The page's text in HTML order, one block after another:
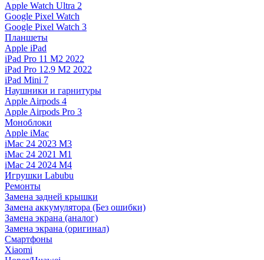
Apple Watch Ultra 2
Google Pixel Watch
Google Pixel Watch 3
Планшеты
Apple iPad
iPad Pro 11 M2 2022
iPad Pro 12.9 M2 2022
iPad Mini 7
Наушники и гарнитуры
Apple Airpods 4
Apple Airpods Pro 3
Моноблоки
Apple iMac
iMac 24 2023 M3
iMac 24 2021 M1
iMac 24 2024 M4
Игрушки Labubu
Ремонты
Замена задней крышки
Замена аккумулятора (Без ошибки)
Замена экрана (аналог)
Замена экрана (оригинал)
Смартфоны
Xiaomi